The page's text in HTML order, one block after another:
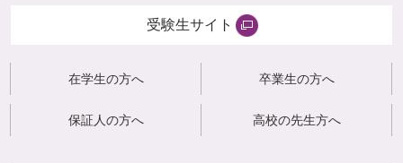
受験生サイト
在学生の方へ 卒業生の方へ
保証人の方へ 高校の先生方へ